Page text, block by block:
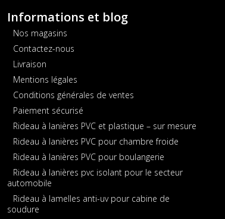
Informations et blog
Nos magasins
Contactez-nous
Livraison
Mentions légales
Conditions générales de ventes
Paiement sécurisé
Rideau à lanières PVC et plastique – sur mesure
Rideau à lanières PVC pour chambre froide
Rideau à lanières PVC pour boulangerie
Rideau à lanières pvc isolant pour le secteur
automobile
Rideau à lamelles anti-uv pour cabine de
soudure